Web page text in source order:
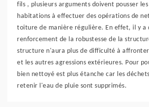
fils , plusieurs arguments doivent pousser
habitations à effectuer des opérations de
toiture de manière régulière. En effet, il y a
renforcement de la robustesse de la
structure n'aura plus de difficulté à
et les autres agressions extérieures. Pour
bien nettoyé est plus étanche car les
retenir l'eau de pluie sont supprimés.